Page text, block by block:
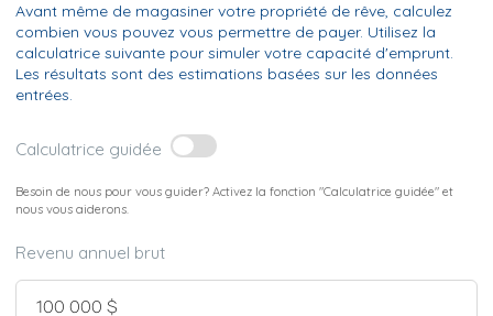
Avant même de magasiner votre propriété de rêve, calculez
combien vous pouvez vous permettre de payer. Utilisez la
calculatrice suivante pour simuler votre capacité d'emprunt.
Les résultats sont des estimations basées sur les données
entrées.
Calculatrice guidée
Besoin de nous pour vous guider? Activez la fonction "Calculatrice guidée" et
nous vous aiderons.
Revenu annuel brut